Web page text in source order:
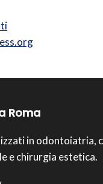
Roma
in odontoiatria,
e chirurgia estetica.